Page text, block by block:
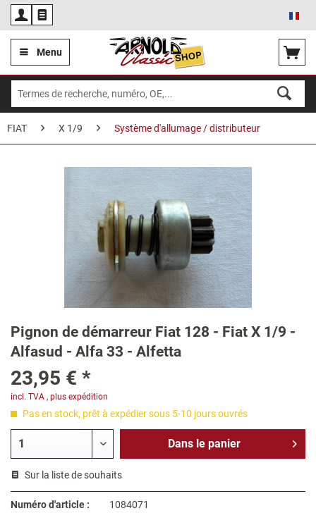
Menu
FIAT X 1/9 Système d'allumage / distributeur
Pignon de démarreur Fiat 128 - Fiat X 1/9 -
Alfasud - Alfa 33 - Alfetta
23,95 € *
incl. TVA , plus expédition
Pas en stock, prêt à expédier sous 5-10 jours ouvrés
Dans le panier
Sur la liste de souhaits
Numéro d'article :
1084071